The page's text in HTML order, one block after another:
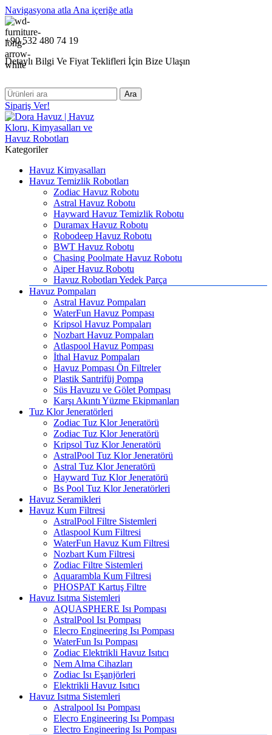
Navigasyona atla Ana içeriğe atla
+90 532 480 74 19
Detaylı Bilgi Ve Fiyat Teklifleri İçin Bize Ulaşın
Ara
Sipariş Ver!
Kategoriler
Havuz Kimyasalları
Havuz Temizlik Robotları
Zodiac Havuz Robotu
Astral Havuz Robotu
Hayward Havuz Temizlik Robotu
Duramax Havuz Robotu
Robodeep Havuz Robotu
BWT Havuz Robotu
Chasing Poolmate Havuz Robotu
Aiper Havuz Robotu
Havuz Robotları Yedek Parça
Havuz Pompaları
Astral Havuz Pompaları
WaterFun Havuz Pompası
Kripsol Havuz Pompaları
Nozbart Havuz Pompaları
Atlaspool Havuz Pompası
İthal Havuz Pompaları
Havuz Pompası Ön Filtreler
Plastik Santrifüj Pompa
Süs Havuzu ve Gölet Pompası
Karşı Akıntı Yüzme Ekipmanları
Tuz Klor Jeneratörleri
Zodiac Tuz Klor Jeneratörü
Zodiac Tuz Klor Jeneratörü
Kripsol Tuz Klor Jeneratörü
AstralPool Tuz Klor Jeneratörü
Astral Tuz Klor Jeneratörü
Hayward Tuz Klor Jeneratörü
Bs Pool Tuz Klor Jeneratörleri
Havuz Seramikleri
Havuz Kum Filtresi
AstralPool Filtre Sistemleri
Atlaspool Kum Filtresi
WaterFun Havuz Kum Filtresi
Nozbart Kum Filtresi
Zodiac Filtre Sistemleri
Aquarambla Kum Filtresi
PHOSPAT Kartuş Filtre
Havuz Isıtma Sistemleri
AQUASPHERE Isı Pompası
AstralPool Isı Pompası
Elecro Engineering Isı Pompası
WaterFun Isı Pompası
Zodiac Elektrikli Havuz Isıtıcı
Nem Alma Cihazları
Zodiac Isı Eşanjörleri
Elektrikli Havuz Isıtıcı
Havuz Isıtma Sistemleri
Astralpool Isı Pompası
Elecro Engineering Isı Pompası
Electro Engineering Isı Pompası